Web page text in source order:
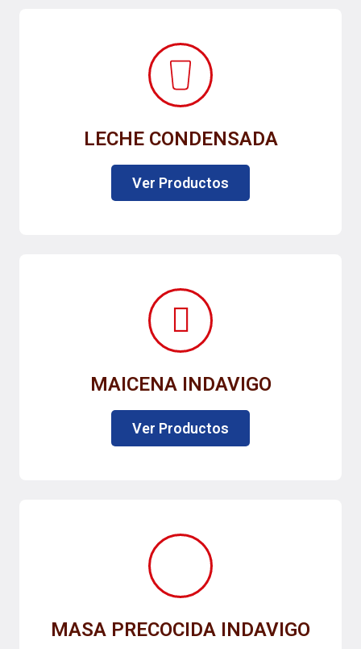
LECHE CONDENSADA
Ver Productos
MAICENA INDAVIGO
Ver Productos
MASA PRECOCIDA INDAVIGO